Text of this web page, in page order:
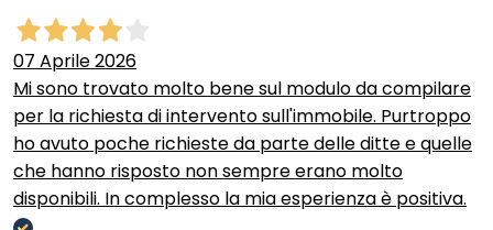
07 Aprile 2026
Mi sono trovato molto bene sul modulo da compilare
per la richiesta di intervento sull'immobile. Purtroppo
ho avuto poche richieste da parte delle ditte e quelle
che hanno risposto non sempre erano molto
disponibili. In complesso la mia esperienza è positiva.